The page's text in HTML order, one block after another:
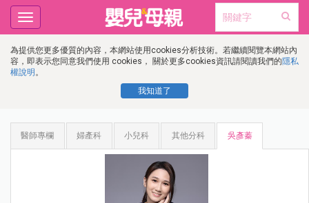
為提供您更多優質的內容，本網站使用cookies分析技術。若繼續閱覽本網站內
容，即表示您同意我們使用 cookies， 關於更多cookies資訊請閱讀我們的隱私
權說明 。
我知道了
Toggle
navigation
醫師專欄 婦產科 小兒科 其他分科 吳彥蓁